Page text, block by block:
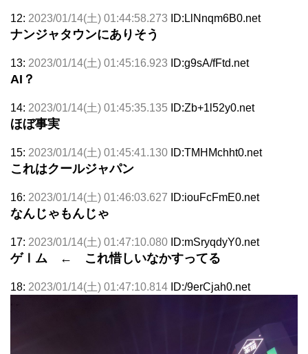
12: 2023/01/14(土) 01:44:58.273 ID:LlNnqm6B0.net
ナンジャタウンにありそう
13: 2023/01/14(土) 01:45:16.923 ID:g9sA/fFtd.net
AI？
14: 2023/01/14(土) 01:45:35.135 ID:Zb+1l52y0.net
ほぼ事実
15: 2023/01/14(土) 01:45:41.130 ID:TMHMchht0.net
これはクールジャパン
16: 2023/01/14(土) 01:46:03.627 ID:iouFcFmE0.net
なんじゃもんじゃ
17: 2023/01/14(土) 01:47:10.080 ID:mSryqdyY0.net
ゲⅠム ← これ惜しいなかすってる
18: 2023/01/14(土) 01:47:10.814 ID:/9erCjah0.net